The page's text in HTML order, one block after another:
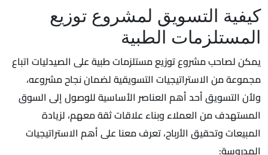
كيفية التسويق لمشروع توزيع
المستلزمات الطبية
يمكن لصاحب مشروع توزيع مستلزمات طبية على الصيدليات اتباع
مجموعة من الاستراتيجيات التسويقية لضمان نجاح مشروعه،
ولأن التسويق أحد أهم العناصر الأساسية للوصول إلى السوق
المستهدف من العملاء وبناء علاقات ثقة معهم، لزيادة
المبيعات وتحقيق الأرباح، تعرف معنا على أهم الاستراتيجيات
المدروسة: